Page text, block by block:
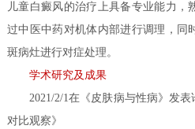
儿童白癜风的治疗上具备专业能力，
过中医中药对机体内部进行调理，同
斑病灶进行对症处理。
学术研究及成果
2021/2/1在《皮肤病与性病》发表
对比观察》